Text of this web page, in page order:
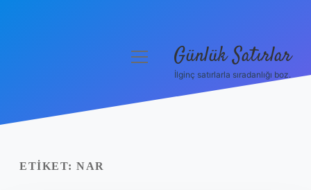
Yasal Uyarı
menüyü Günlük Satırlar
İlginç satırlarla sıradanlığı boz.
ETIKET: NAR